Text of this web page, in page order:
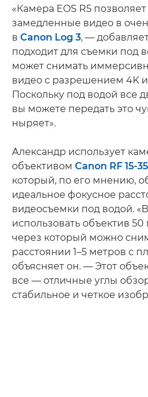
«Камера EOS R5
замедленные видео в
в Canon Log 3, —
подходит для съемки под
может снимать
видео с разрешением 4K и
Поскольку под водой все
вы можете передать это
ныряет».
Александр использует
объективом Canon RF 15-
который, по его мнению,
идеальное фокусное
видеосъемки под водой.
использовать объектив
через который можно
расстоянии 1–5 метров с
объясняет он. — Этот
все — отличные углы
стабильное и четкое